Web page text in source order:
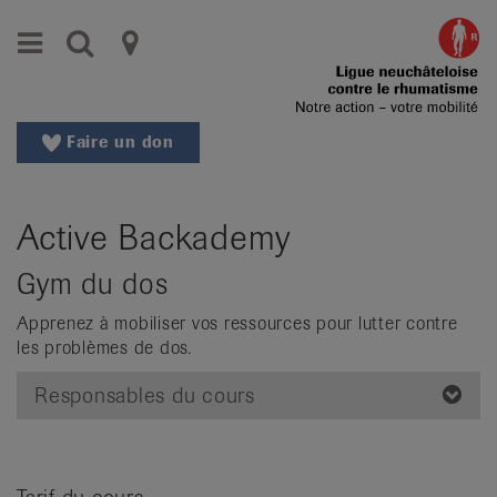
vers
au
Aller
Changer
région
Changer
de
Faire un don
Active Backademy
Gym du dos
Apprenez à mobiliser vos ressources pour lutter contre
les problèmes de dos.
Responsables du cours
Menu Recherche
Ligues
contre
le
|
Organisations
nationales
patients